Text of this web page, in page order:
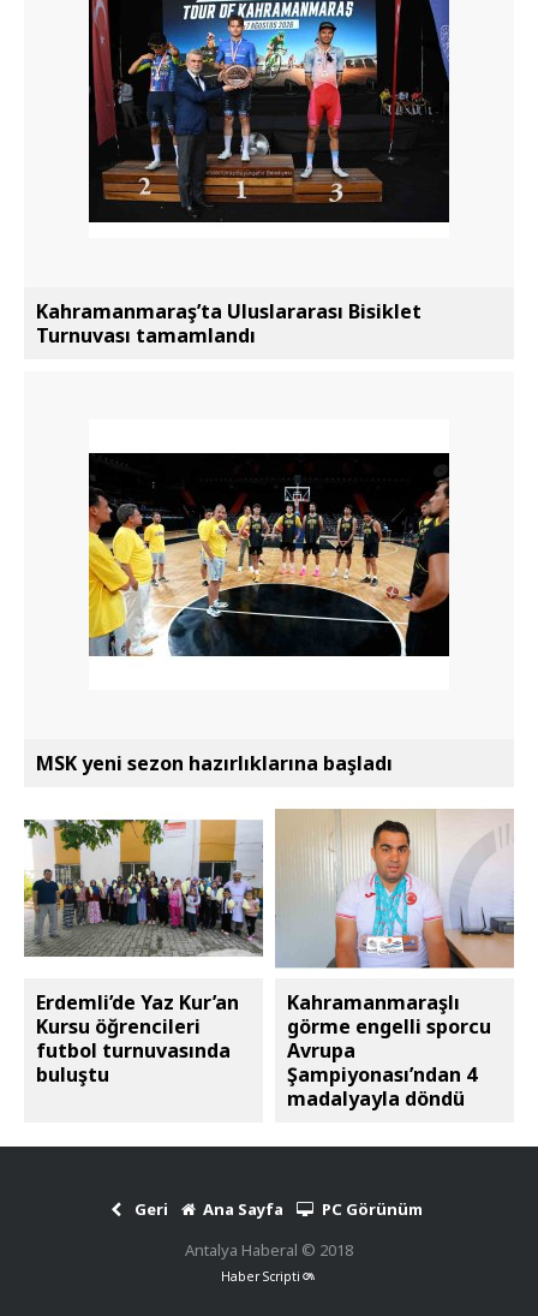
Kahramanmaraş’ta Uluslararası Bisiklet
Turnuvası tamamlandı
MSK yeni sezon hazırlıklarına başladı
Erdemli’de Yaz Kur’an
Kursu öğrencileri
futbol turnuvasında
buluştu
Kahramanmaraşlı
görme engelli sporcu
Avrupa
Şampiyonası’ndan 4
madalyayla döndü
Geri Ana Sayfa
PC Görünüm
Antalya Haberal © 2018
Haber Scripti